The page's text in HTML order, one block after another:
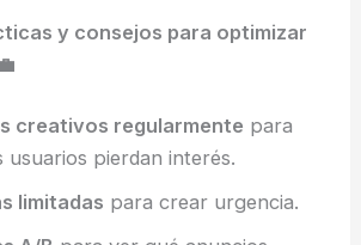
y consejos para optimizar
creativos regularmente para
usuarios pierdan interés.
limitadas para crear urgencia.